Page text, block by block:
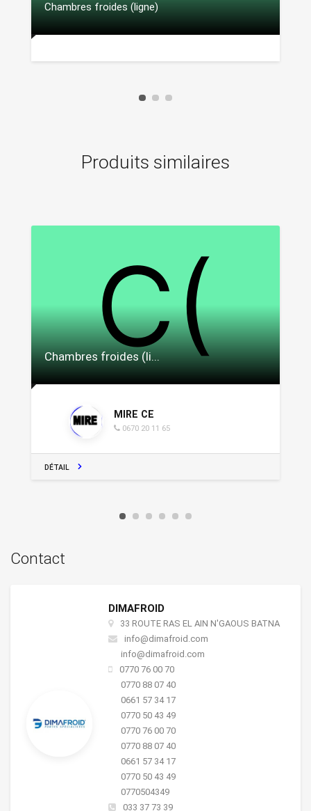
Contact
DIMAFROID
33 ROUTE RAS EL AIN N'GAOUS BATNA
info@dimafroid.com
info@dimafroid.com
0770 76 00 70
0770 88 07 40
0661 57 34 17
0770 50 43 49
0770 76 00 70
0770 88 07 40
0661 57 34 17
0770 50 43 49
0770504349
033 37 73 39
Chambres froides (ligne)
Produits similaires
Chambres froides (li...
MIRE CE
0670 20 11 65
DÉTAIL